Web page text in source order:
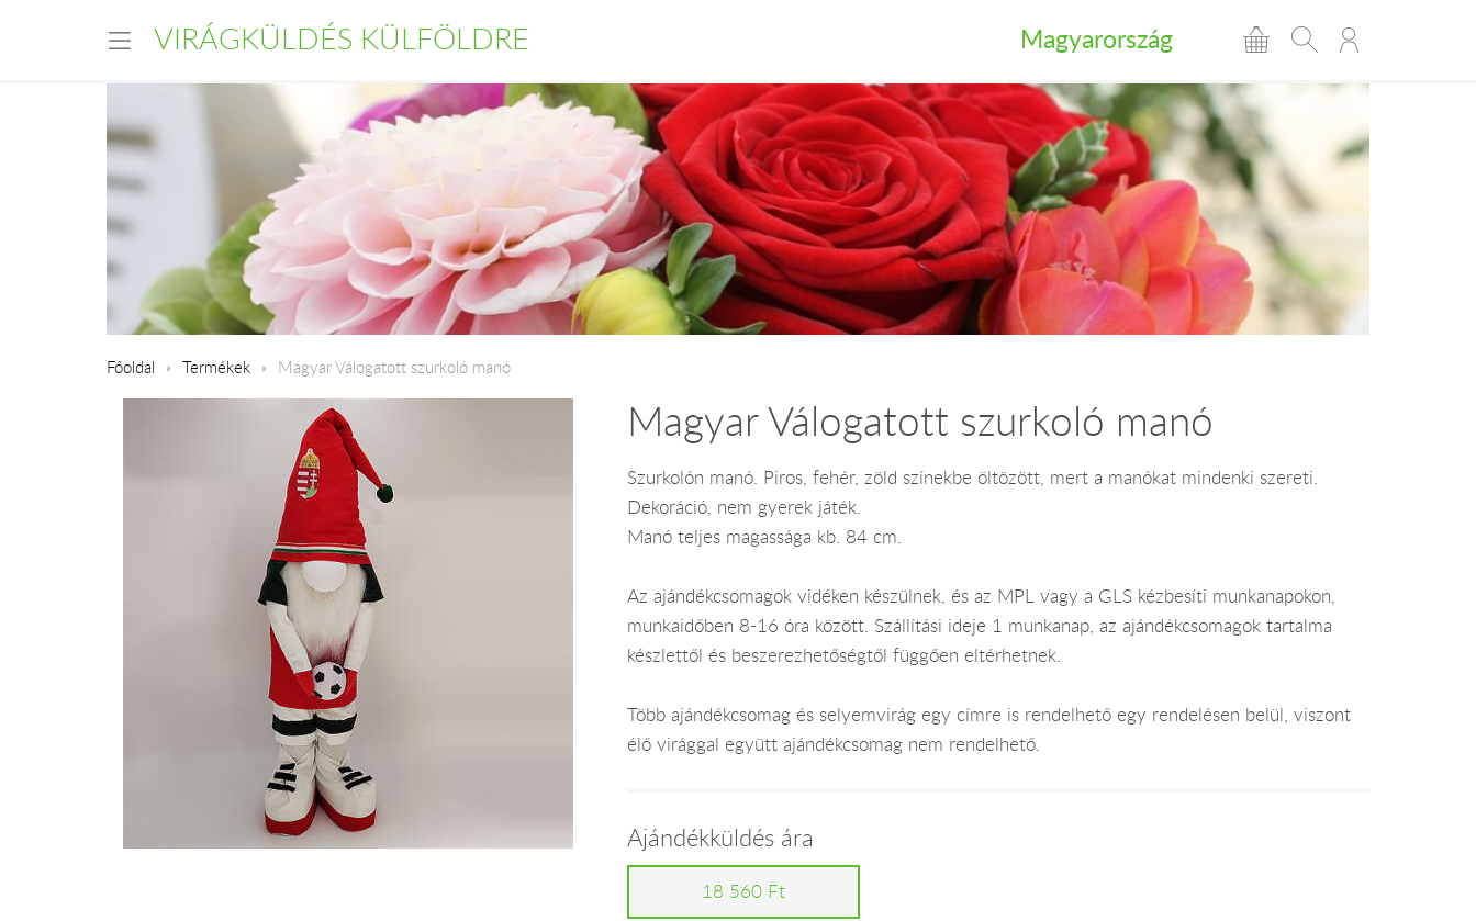
VIRÁGKÜLDÉS KÜLFÖLDRE Magyarország
Főoldal Termékek Magyar Válogatott szurkoló manó
Magyar Válogatott szurkoló manó
Szurkolón manó. Piros, fehér, zöld színekbe öltözött, mert a manókat mindenki szereti.
Dekoráció, nem gyerek játék.
Manó teljes magassága kb. 84 cm.
Az ajándékcsomagok vidéken készülnek, és az MPL vagy a GLS kézbesíti munkanapokon,
munkaidőben 8-16 óra között. Szállítási ideje 1 munkanap, az ajándékcsomagok tartalma
készlettől és beszerezhetőségtől függően eltérhetnek.
Több ajándékcsomag és selyemvirág egy címre is rendelhető egy rendelésen belül, viszont
élő virággal együtt ajándékcsomag nem rendelhető.
Ajándékküldés ára
18 560 Ft